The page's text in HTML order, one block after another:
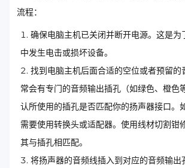
流程：
确保电脑主机已关闭并断开电源。这是为
中发生电击或损坏设备。
找到电脑主机后面合适的空位或者预留的
常会有专门的音频输出插孔（如绿色、橙色
认所使用的插孔是否匹配你的扬声器接口。
需要使用转换头或适配器。使用线材切割钳
其与插孔相匹配。
将扬声器的音频线插入到对应的音频输出